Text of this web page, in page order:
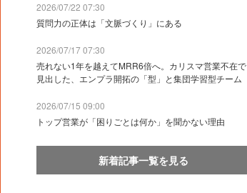
2026/07/22 07:30
質問力の正体は「文脈づくり」にある
2026/07/17 07:30
売れない1年を越えてMRR6倍へ。カリスマ営業不在で
見出した、エンプラ開拓の「型」と集団学習型チーム
2026/07/15 09:00
トップ営業が「困りごとは何か」を聞かない理由
新着記事一覧を見る